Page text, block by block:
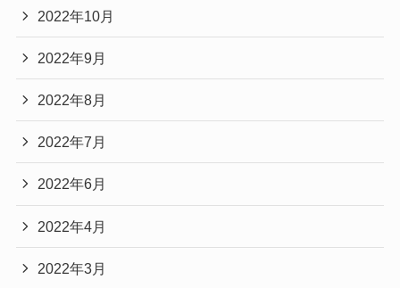
2022年10月
2022年9月
2022年8月
2022年7月
2022年6月
2022年4月
2022年3月